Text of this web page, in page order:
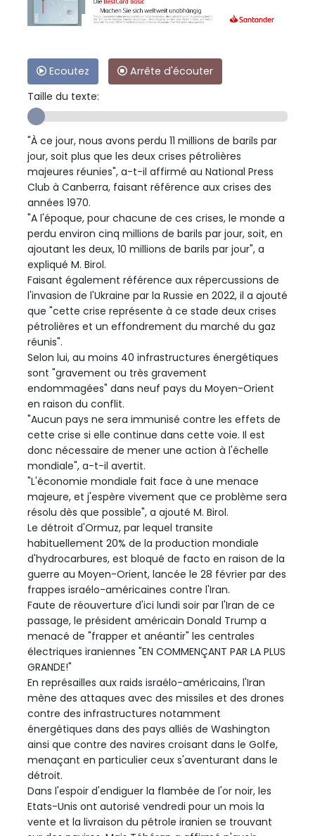
Ecoutez
Arrête d'écouter
Taille du texte:
"À ce jour, nous avons perdu 11 millions de barils par
jour, soit plus que les deux crises pétrolières
majeures réunies", a-t-il affirmé au National Press
Club à Canberra, faisant référence aux crises des
années 1970.
"A l'époque, pour chacune de ces crises, le monde a
perdu environ cinq millions de barils par jour, soit, en
ajoutant les deux, 10 millions de barils par jour", a
expliqué M. Birol.
Faisant également référence aux répercussions de
l'invasion de l'Ukraine par la Russie en 2022, il a ajouté
que "cette crise représente à ce stade deux crises
pétrolières et un effondrement du marché du gaz
réunis".
Selon lui, au moins 40 infrastructures énergétiques
sont "gravement ou très gravement
endommagées" dans neuf pays du Moyen-Orient
en raison du conflit.
"Aucun pays ne sera immunisé contre les effets de
cette crise si elle continue dans cette voie. Il est
donc nécessaire de mener une action à l'échelle
mondiale", a-t-il avertit.
"L'économie mondiale fait face à une menace
majeure, et j'espère vivement que ce problème sera
résolu dès que possible", a ajouté M. Birol.
Le détroit d'Ormuz, par lequel transite
habituellement 20% de la production mondiale
d'hydrocarbures, est bloqué de facto en raison de la
guerre au Moyen-Orient, lancée le 28 février par des
frappes israélo-américaines contre l'Iran.
Faute de réouverture d'ici lundi soir par l'Iran de ce
passage, le président américain Donald Trump a
menacé de "frapper et anéantir" les centrales
électriques iraniennes "EN COMMENÇANT PAR LA PLUS
GRANDE!"
En représailles aux raids israélo-américains, l'Iran
mène des attaques avec des missiles et des drones
contre des infrastructures notamment
énergétiques dans des pays alliés de Washington
ainsi que contre des navires croisant dans le Golfe,
menaçant en particulier ceux s'aventurant dans le
détroit.
Dans l'espoir d'endiguer la flambée de l'or noir, les
Etats-Unis ont autorisé vendredi pour un mois la
vente et la livraison du pétrole iranien se trouvant